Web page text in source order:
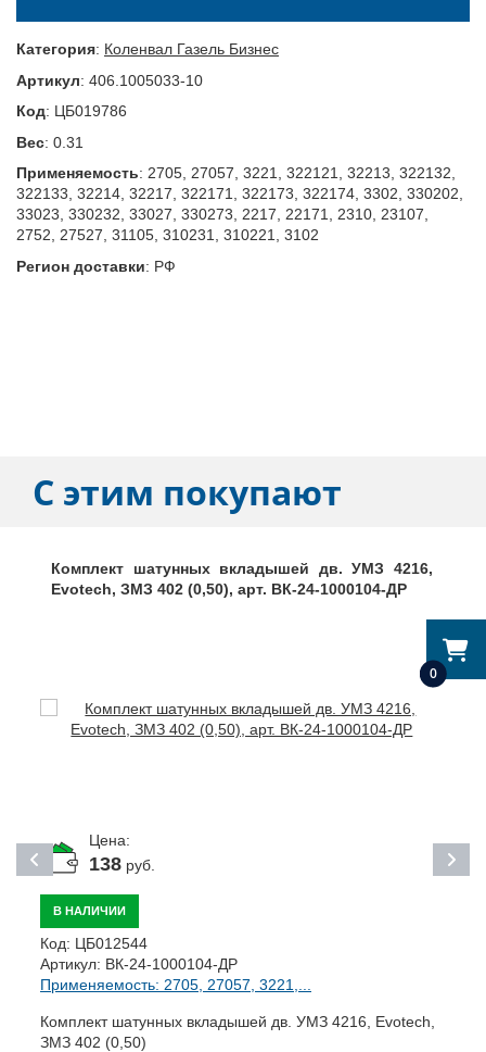
0
Категория: Коленвал Газель Бизнес
Артикул: 406.1005033-10
Код: ЦБ019786
Вес: 0.31
Применяемость: 2705, 27057, 3221, 322121, 32213, 322132,
322133, 32214, 32217, 322171, 322173, 322174, 3302, 330202,
33023, 330232, 33027, 330273, 2217, 22171, 2310, 23107,
2752, 27527, 31105, 310231, 310221, 3102
Регион доставки: РФ
С этим покупают
Комплект шатунных вкладышей дв. УМЗ 4216,
Evotech, ЗМЗ 402 (0,50), арт. ВК-24-1000104-ДР
Цена:
138руб.
В НАЛИЧИИ
Код: ЦБ012544
Артикул: ВК-24-1000104-ДР
Применяемость: 2705, 27057, 3221,...
Комплект шатунных вкладышей дв. УМЗ 4216, Evotech,
ЗМЗ 402 (0,50)